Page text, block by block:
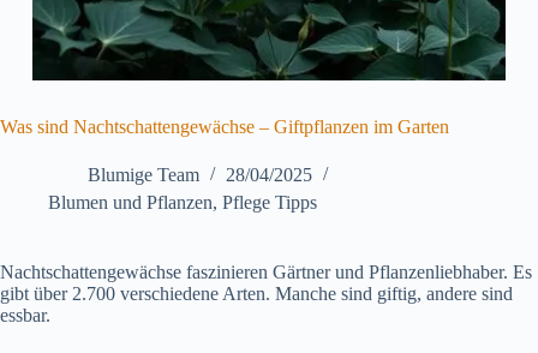
Was sind Nachtschattengewächse – Giftpflanzen im Garten
Blumige Team
28/04/2025
Blumen und Pflanzen, Pflege Tipps
Nachtschattengewächse faszinieren Gärtner und Pflanzenliebhaber. Es
gibt über 2.700 verschiedene Arten. Manche sind giftig, andere sind
essbar.